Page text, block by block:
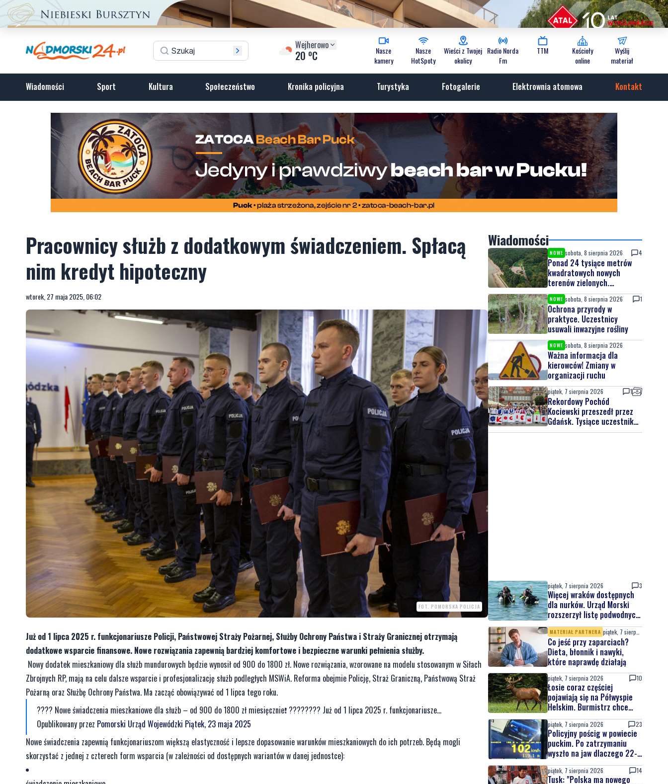
Wejherowo
20 oC
Nasze
kamery
Nasze
HotSpoty
Wieści z Twojej
okolicy
Radio Norda
Fm
TTM
Kościoły
online
Wyślij
materiał
Wiadomości Sport Kultura Społeczeństwo Kronika policyjna Turystyka Fotogalerie Elektrownia atomowa Kontakt
Pracownicy służb z dodatkowym świadczeniem. Spłacą
nim kredyt hipoteczny
wtorek, 27 maja 2025, 06:02
FOT. POMORSKA POLICJA
Już od 1 lipca 2025 r. funkcjonariusze Policji, Państwowej Straży Pożarnej, Służby Ochrony Państwa i Straży Granicznej otrzymają
dodatkowe wsparcie finansowe. Nowe rozwiązania zapewnią bardziej komfortowe i bezpieczne warunki pełnienia służby.
Nowy dodatek mieszkaniowy dla służb mundurowych będzie wynosił od 900 do 1800 zł. Nowe rozwiązania, wzorowane na modelu stosowanym w Siłach
Zbrojnych RP, mają na celu dalsze wsparcie i profesjonalizację służb podległych MSWiA. Reforma obejmie Policję, Straż Graniczną, Państwową Straż
Pożarną oraz Służbę Ochrony Państwa. Ma zacząć obowiązywać od 1 lipca tego roku.
???? Nowe świadczenia mieszkaniowe dla służb – od 900 do 1800 zł miesięcznie❗ ???????? Już od 1 lipca 2025 r. funkcjonariusze...
Opublikowany przez Pomorski Urząd Wojewódzki Piątek, 23 maja 2025
Nowe świadczenia zapewnią funkcjonariuszom większą elastyczność i lepsze dopasowanie warunków mieszkaniowych do ich potrzeb. Będą mogli
skorzystać z jednej z czterech form wsparcia (w zależności od dostępnych wariantów w danej jednostce):
Wiadomości
NOWE sobota, 8 sierpnia 2026 4
Ponad 24 tysiące metrów
kwadratowych nowych
terenów zielonych.
Powstanie nowa przestrzeń
do wypoczynku
NOWE sobota, 8 sierpnia 2026 1
Ochrona przyrody w
praktyce. Uczestnicy
usuwali inwazyjne rośliny
NOWE sobota, 8 sierpnia 2026
Ważna informacja dla
kierowców! Zmiany w
organizacji ruchu
piątek, 7 sierpnia 2026 1
Rekordowy Pochód
Kociewski przeszedł przez
Gdańsk. Tysiące uczestników
na jubileuszowej edycji
piątek, 7 sierpnia 2026 3
Więcej wraków dostępnych
dla nurków. Urząd Morski
rozszerzył listę podwodnych
atrakcji
MATERIAŁ PARTNERA
Co jeść przy zaparciach?
Dieta, błonnik i nawyki,
które naprawdę działają
piątek, 7 sierpnia 2026 10
Łosie coraz częściej
pojawiają się na Półwyspie
Helskim. Burmistrz chce
nowych znaków drogowych
piątek, 7 sierpnia 2026 23
Policyjny pościg w powiecie
puckim. Po zatrzymaniu
wyszło na jaw dlaczego 22-
latek uciekał
piątek, 7 sierpnia 2026 14
Tusk: "Polska ma nowego